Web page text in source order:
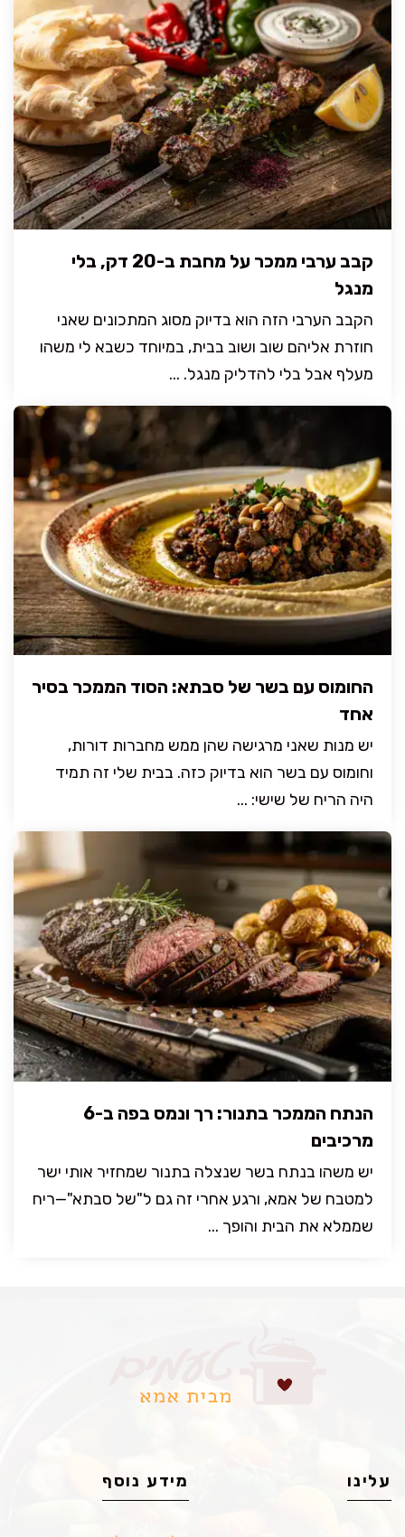
קבב ערבי ממכר על מחבת ב-20 דק, בלי
מנגל
הקבב הערבי הזה הוא בדיוק מסוג המתכונים שאני
חוזרת אליהם שוב ושוב בבית, במיוחד כשבא לי משהו
מעלף אבל בלי להדליק מנגל. ...
החומוס עם בשר של סבתא: הסוד הממכר בסיר
אחד
יש מנות שאני מרגישה שהן ממש מחברות דורות,
וחומוס עם בשר הוא בדיוק כזה. בבית שלי זה תמיד
היה הריח של שישי: ...
הנתח הממכר בתנור: רך ונמס בפה ב-6
מרכיבים
יש משהו בנתח בשר שנצלה בתנור שמחזיר אותי ישר
למטבח של אמא, ורגע אחרי זה גם ל"של סבתא"—ריח
שממלא את הבית והופך ...
עלינו מידע נוסף